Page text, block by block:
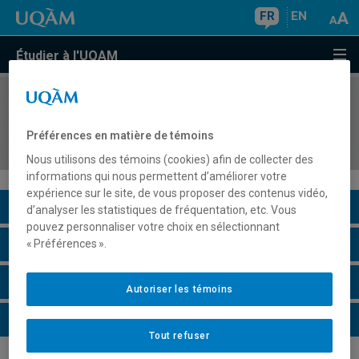
FR EN
Étudier à l'UQAM
COURS//
d'information de l'entreprise
Description du cours
Horaire - Été 2026
Horaire - Automne 2026
Horaire - Hiver 2027
Préférences en matière de témoins
Nous utilisons des témoins (cookies) afin de collecter des
informations qui nous permettent d’améliorer votre
expérience sur le site, de vous proposer des contenus vidéo,
d’analyser les statistiques de fréquentation, etc. Vous
pouvez personnaliser votre choix en sélectionnant
« Préférences ».
Tout refuser
Autoriser les témoins